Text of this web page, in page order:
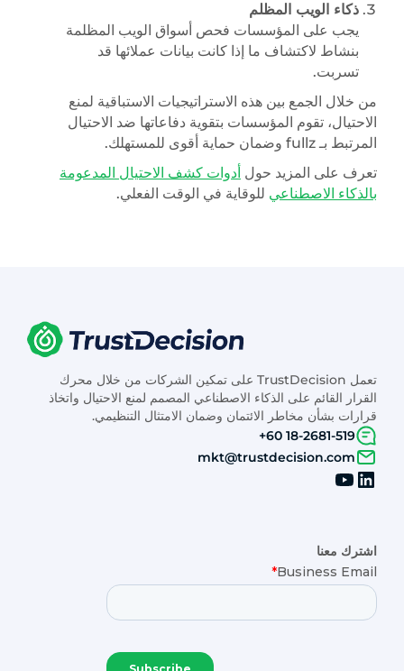
ذكاء الويب المظلم
يجب على المؤسسات فحص أسواق الويب المظلمة
بنشاط لاكتشاف ما إذا كانت بيانات عملائها قد
تسربت.
من خلال الجمع بين هذه الاستراتيجيات الاستباقية لمنع
الاحتيال، تقوم المؤسسات بتقوية دفاعاتها ضد الاحتيال
المرتبط بـ fullz وضمان حماية أقوى للمستهلك.
تعرف على المزيد حول أدوات كشف الاحتيال المدعومة
بالذكاء الاصطناعي للوقاية في الوقت الفعلي.
تعمل TrustDecision على تمكين الشركات من خلال محرك
القرار القائم على الذكاء الاصطناعي المصمم لمنع الاحتيال واتخاذ
قرارات بشأن مخاطر الائتمان وضمان الامتثال التنظيمي.
+60 18-2681-519
mkt@trustdecision.com
اشترك معنا